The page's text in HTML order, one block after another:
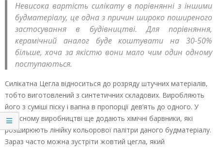
Невисока вартість силікату в порівнянні з іншими
будматеріалу, це одна з причин широко поширеного
застосування в будівництві. Для порівняння,
керамічний аналог буде коштувати на 30-50%
більше, хоча за якістю вони мало чим один одному
поступаються.
Силікатна Цегла відноситься до розряду штучних матеріалів,
тобто виготовлений з синтетичних складових. Виробляють
його з суміші піску і вапна в пропорції дев’ять до одного. У
сучасному виробництві ще додають хімічні барвники, які
розширюють лінійку кольорової палітри даного будматеріалу.
Зараз часто можна зустріти жовтий цегла, який